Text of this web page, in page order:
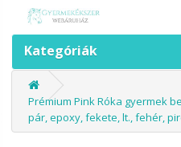
Kategóriák
Prémium Pink Róka gyermek
pár, epoxy, fekete, lt., fehér,